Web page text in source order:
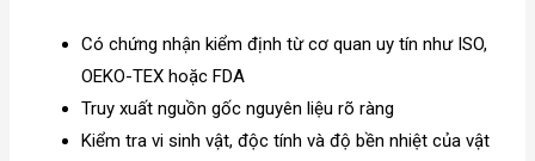
Có chứng nhận kiểm định từ cơ quan uy tín như ISO,
OEKO-TEX hoặc FDA
Truy xuất nguồn gốc nguyên liệu rõ ràng
Kiểm tra vi sinh vật, độc tính và độ bền nhiệt của vật